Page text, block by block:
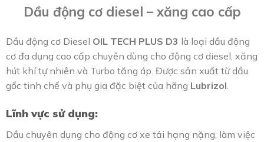
Dầu động cơ diesel – xăng cao cấp
Dầu động cơ Diesel OIL TECH PLUS D3 là loại dầu động
cơ đa dụng cao cấp chuyên dùng cho động cơ diesel, xăng
hút khí tự nhiên và Turbo tăng áp. Được sản xuất từ dầu
gốc tinh chế và phụ gia đặc biệt của hãng Lubrizol
Lĩnh vực sử dụng:
Dầu chuyên dụng cho động cơ xe tải hạng nặng, làm việc